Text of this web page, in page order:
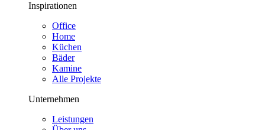
Inspirationen
Office
Home
Küchen
Bäder
Kamine
Alle Projekte
Unternehmen
Leistungen